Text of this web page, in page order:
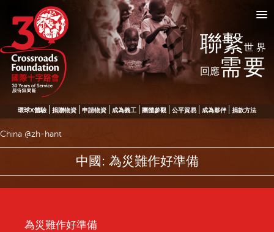
聯繫世界
回應需要
環球X體驗 捐贈物資 申請物資 成為義工 團體參觀 公平貿易 成為夥伴 捐款方法
China @zh-hant
中國: 為災難作好準備
為災難作好準備